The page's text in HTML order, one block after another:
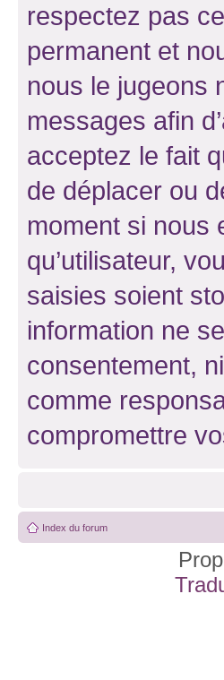
respectez pas
permanent et
nous le jugeons
messages afin
acceptez le fait
de déplacer ou
moment si nous
qu’utilisateur,
saisies soient
information ne
consentement,
comme
compromettre
Index du forum